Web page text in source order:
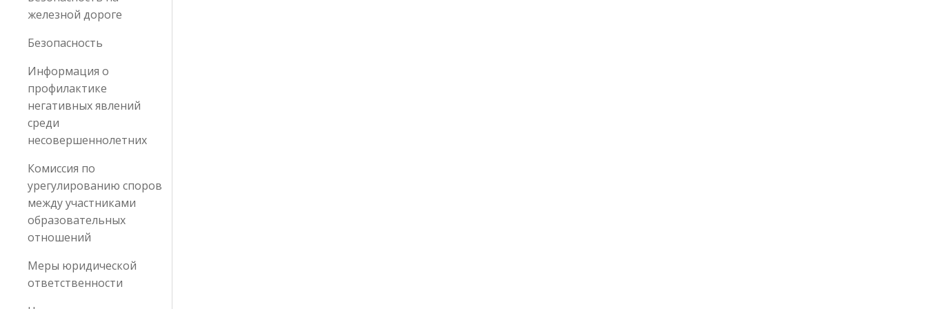
железной дороге
Безопасность
Информация о
профилактике
негативных явлений
среди
несовершеннолетних
Комиссия по
урегулированию споров
между участниками
образовательных
отношений
Меры юридической
ответственности